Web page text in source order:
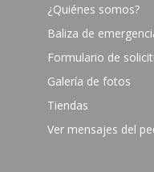
¿Quiénes somos?
Baliza de
Formulario de
Galería de fotos
Tiendas
Ver mensajes del